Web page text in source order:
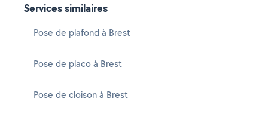
Services similaires
Pose de plafond à Brest
Pose de placo à Brest
Pose de cloison à Brest